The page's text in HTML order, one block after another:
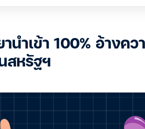
นำเข้า 100% อ้างค
สหรัฐฯ